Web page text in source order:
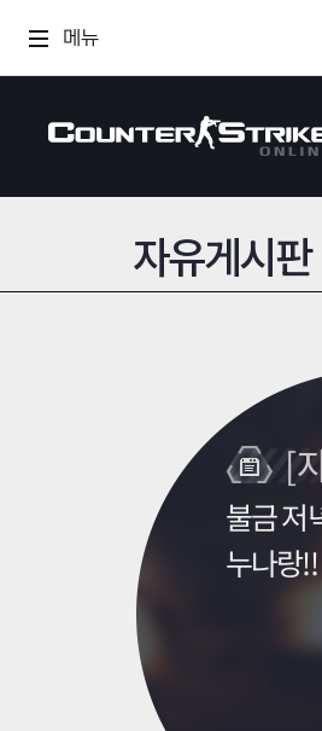
메뉴
자유게시판
[
불금 저
누나랑!!